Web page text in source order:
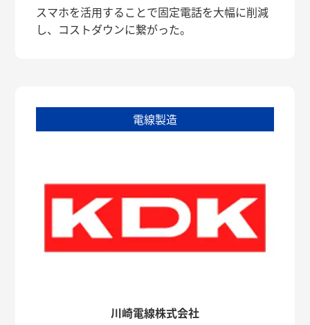
スマホを活用することで固定電話を大幅に削減
し、コストダウンに繋がった。
電線製造
川崎電線株式会社